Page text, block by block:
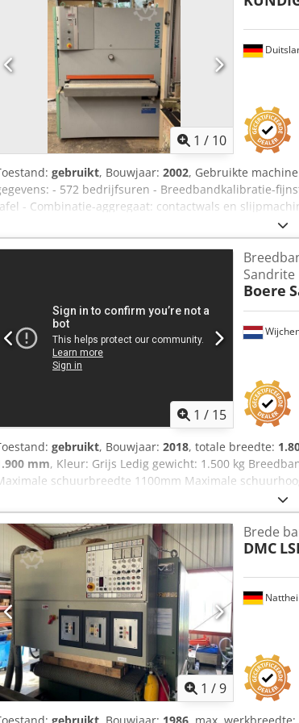
1 / 10
gebruikt, Bouwjaar: 2002, Gebruikte
- 572 bedrijfsuren - Breedbandkalibratie-
- Combinatie-aggregaat: contactwals en
segmentslijpmachine - Contactwalsniveau traploos
regelbaar - Inlooptabel met
Werkbreedte 1100 mm - Werkdikte 3 – 160 mm -
kW - Bandbestraling met rotoren -
afzuigaansluitingen Ø=180 mm - Joystick-bediening -
2020 mm - Gewicht circa 180 kg Beschikbaarheid
1 / 15
Sandrite
Boere
gebruikt, Bouwjaar: 2018, totale breedte:
mm, Kleur: Grijs Ledig gewicht: 1.500 kg
schuurbreedte 1100mm Maximale
(15PK) Transportafmetingen:1800x1300x2100mm
aanwezig: Nee - CE markering
18.03.7507 - Aantal aggregaten [st.]: 1 - └ Aggregaat
[mm]: 1900 - - Schuurbandbreedte [mm]: 1100 - -
Max. werkbreedte [mm]: 1100 - Min. werkhoogte
0.55 - Min. doorvoersnelheid [m/min]: 2.5 - Max.
[A]: 28 - Afzekering [A]: 32 - Vermogen
x 2200mm (l x b x h) - Transportgewicht [kg]:
De getoonde prijs is exclusief BTW BTW/marge:
altijd mogelijk van alles in de industriële sectoren
1 /9
Brede
DMC
gebruikt , Bouwjaar: 1986 , max.